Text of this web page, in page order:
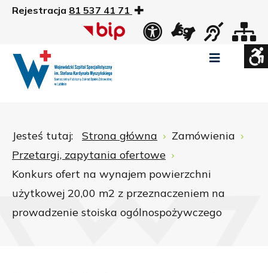
Rejestracja 81 537 41 71
Widok
Jesteś tutaj: Strona główna
Zamówienia
Przetargi, zapytania ofertowe
Konkurs ofert na wynajem powierzchni
użytkowej 20,00 m2 z przeznaczeniem na
prowadzenie stoiska ogólnospożywczego